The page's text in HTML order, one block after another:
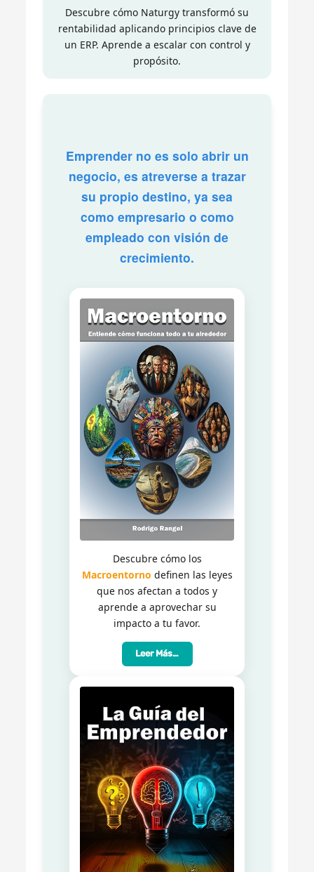
Descubre cómo Naturgy transformó su
rentabilidad aplicando principios clave de
un ERP. Aprende a escalar con control y
propósito.
Emprender no es solo abrir un
negocio, es atreverse a trazar
su propio destino, ya sea
como empresario o como
empleado con visión de
crecimiento.
Descubre cómo los
Macroentorno definen las leyes
que nos afectan a todos y
aprende a aprovechar su
impacto a tu favor.
Leer Más…